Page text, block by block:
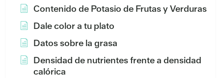
Contenido de Potasio de Frutas y Verduras
Dale color a tu plato
Datos sobre la grasa
Densidad de nutrientes frente a densidad
calórica